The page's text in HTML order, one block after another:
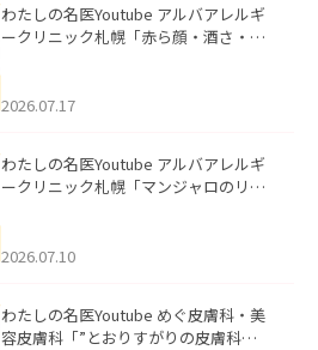
わたしの名医Youtube アルバアレルギ
ークリニック札幌「赤ら顔・酒さ・ニ
した。
2026.07.17
わたしの名医Youtube アルバアレルギ
ークリニック札幌「マンジャロのリア
た。
2026.07.10
わたしの名医Youtube めぐ皮膚科・美
容皮膚科「”とおりすがりの皮膚科